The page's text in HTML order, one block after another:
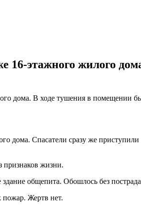
16-этажного жилого
дома. В ходе тушения в помещении
дома. Спасатели сразу же
признаков жизни.
общепита. Обошлось без
пожар. Жертв нет.